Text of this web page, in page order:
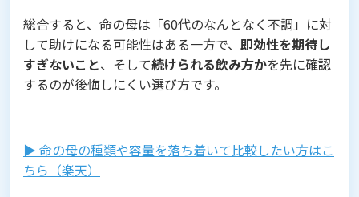
総合すると、命の母は「60代のなんとなく不調」に対
して助けになる可能性はある一方で、 即効性を期待し
すぎないこと、そして続けられる飲み方かを先に確認
するのが後悔しにくい選び方です。
▶︎ 命の母の種類や容量を落ち着いて比較したい方はこ
ちら（楽天）